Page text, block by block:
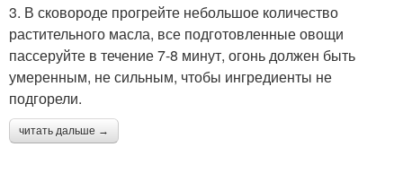
3. В сковороде прогрейте небольшое количество
растительного масла, все подготовленные овощи
пассеруйте в течение 7-8 минут, огонь должен быть
умеренным, не сильным, чтобы ингредиенты не
подгорели.
читать дальше →